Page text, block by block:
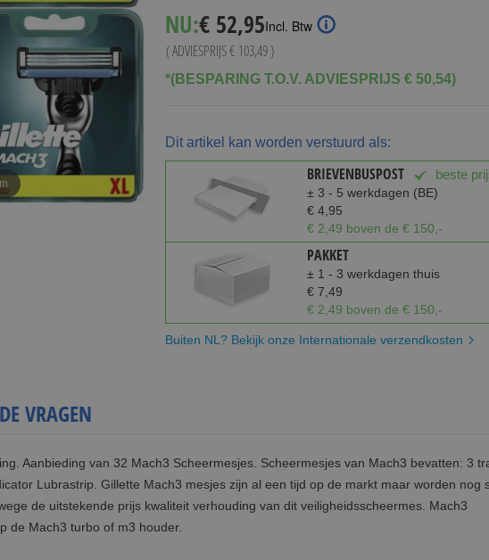
NU: Special
Price
€ 52,95Incl. Btw
( ADVIESPRIJS€ 103,49)
*(BESPARING T.O.V. ADVIESPRIJS € 50,54)
Dit artikel kan worden verstuurd als:
BRIEVENBUSPOST beste
± 3 - 5 werkdagen (BE)
€ 4,95
€ 2,49 boven de € 150,-
PAKKET
± 1 - 3 werkdagen thuis
€ 7,49
€ 2,49 boven de € 150,-
Buiten NL? Bekijk onze Internationale verzendkosten
Aanbieding van 32 Mach3 Scheermesjes. Scheermesjes van Mach3 bevatten: 3
Lubrastrip. Gillette Mach3 mesjes zijn al een tijd op de markt maar worden nog
de uitstekende prijs kwaliteit verhouding van dit veiligheidsscheermes. Mach3
de Mach3 turbo of m3 houder.
VRAGEN